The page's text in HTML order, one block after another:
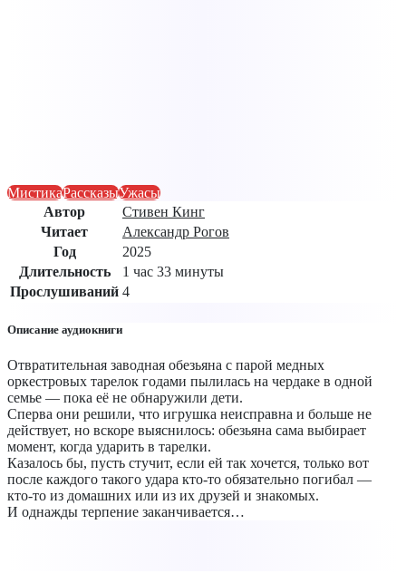
МистикаРассказыУжасы
Автор
Стивен Кинг
Читает
Александр Рогов
Год
2025
Длительность
1 час 33 минуты
Прослушиваний 4
Описание аудиокниги
Отвратительная заводная обезьяна с парой медных
оркестровых тарелок годами пылилась на чердаке в одной
семье — пока её не обнаружили дети.
Сперва они решили, что игрушка неисправна и больше не
действует, но вскоре выяснилось: обезьяна сама выбирает
момент, когда ударить в тарелки.
Казалось бы, пусть стучит, если ей так хочется, только вот
после каждого такого удара кто-то обязательно погибал —
кто-то из домашних или из их друзей и знакомых.
И однажды терпение заканчивается…